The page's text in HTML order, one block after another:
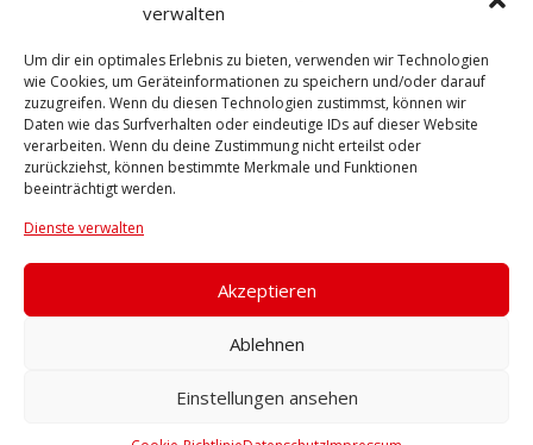
verwalten
Um dir ein optimales Erlebnis zu bieten, verwenden wir Technologien
wie Cookies, um Geräteinformationen zu speichern und/oder darauf
zuzugreifen. Wenn du diesen Technologien zustimmst, können wir
Daten wie das Surfverhalten oder eindeutige IDs auf dieser Website
verarbeiten. Wenn du deine Zustimmung nicht erteilst oder
zurückziehst, können bestimmte Merkmale und Funktionen
beeinträchtigt werden.
Dienste verwalten
Akzeptieren
Ablehnen
Einstellungen ansehen
Konstruktion
Herstellung
Endbearbeitung
SOCIAL
Youtube
Twitter
© 2026 VOSSEN WHEELS